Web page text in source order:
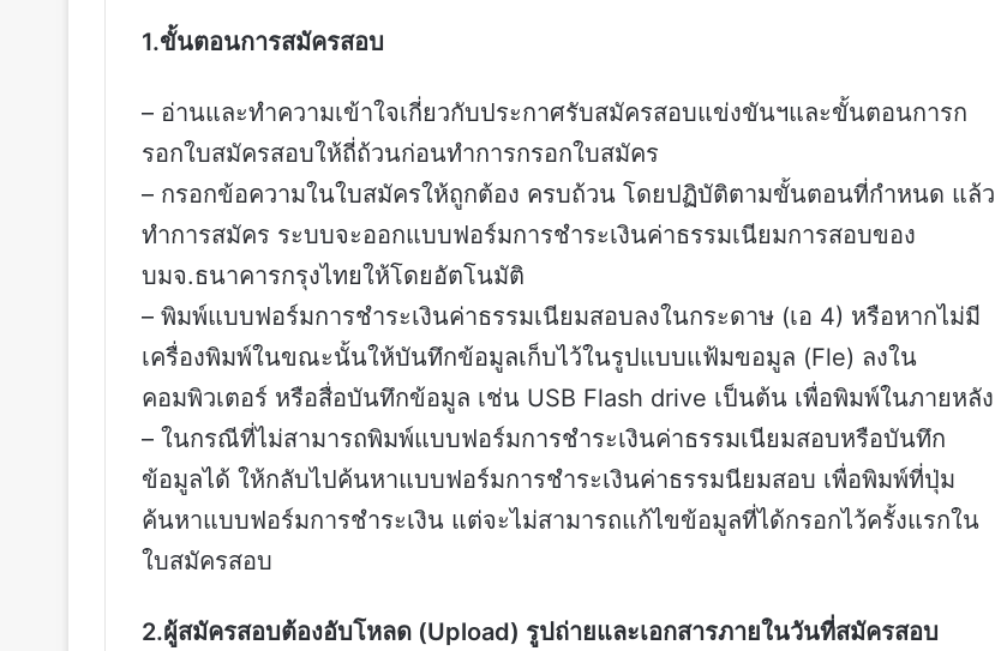
1.ขั้นตอนการสมัครสอบ
– อ่านและทำความเข้าใจเกี่ยวกับประกาศรับสมัครสอบแข่งขันฯและขั้นตอนการก
รอกใบสมัครสอบให้ถี่ถ้วนก่อนทำการกรอกใบสมัคร
– กรอกข้อความในใบสมัครให้ถูกต้อง ครบถ้วน โดยปฏิบัติตามขั้นตอนที่กำหนด แล้ว
ทำการสมัคร ระบบจะออกแบบฟอร์มการชำระเงินค่าธรรมเนียมการสอบของ
บมจ.ธนาคารกรุงไทยให้โดยอัตโนมัติ
– พิมพ์แบบฟอร์มการชำระเงินค่าธรรมเนียมสอบลงในกระดาษ (เอ 4) หรือหากไม่มี
เครื่องพิมพ์ในขณะนั้นให้บันทึกข้อมูลเก็บไว้ในรูปแบบแฟ้มขอมูล (Fle) ลงใน
คอมพิวเตอร์ หรือสื่อบันทึกข้อมูล เช่น USB Flash drive เป็นต้น เพื่อพิมพ์ในภายหลัง
– ในกรณีที่ไม่สามารถพิมพ์แบบฟอร์มการชำระเงินค่าธรรมเนียมสอบหรือบันทึก
ข้อมูลได้ ให้กลับไปค้นหาแบบฟอร์มการชำระเงินค่าธรรมนียมสอบ เพื่อพิมพ์ที่ปุ่ม
ค้นหาแบบฟอร์มการชำระเงิน แต่จะไม่สามารถแก้ไขข้อมูลที่ได้กรอกไว้ครั้งแรกใน
ใบสมัครสอบ
2.ผู้สมัครสอบต้องอับโหลด (Upload) รูปถ่ายและเอกสารภายในวันที่สมัครสอบ